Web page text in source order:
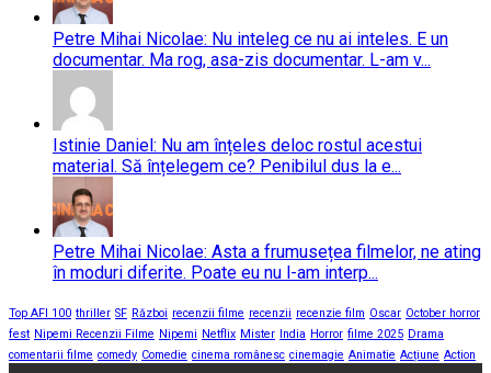
Petre Mihai Nicolae: Nu inteleg ce nu ai inteles. E un
documentar. Ma rog, asa-zis documentar. L-am v...
Istinie Daniel: Nu am înțeles deloc rostul acestui
material. Să înțelegem ce? Penibilul dus la e...
Petre Mihai Nicolae: Asta a frumusețea filmelor, ne ating
în moduri diferite. Poate eu nu l-am interp...
Top AFI 100 thriller SF Război recenzii filme recenzii recenzie film Oscar October horror
fest Nipemi Recenzii Filme Nipemi Netflix Mister India Horror filme 2025 Drama
comentarii filme comedy Comedie cinema românesc cinemagie Animatie Acțiune Action